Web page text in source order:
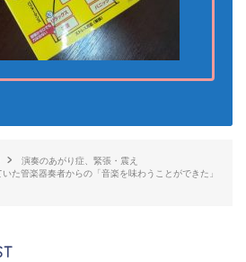
演奏のあがり症、緊張・震え
た管楽器奏者からの「音楽を味わうことができた」